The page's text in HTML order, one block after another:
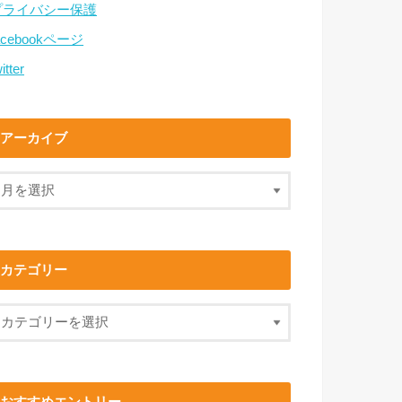
ライバシー保護
ページ
アーカイブ
カテゴリー